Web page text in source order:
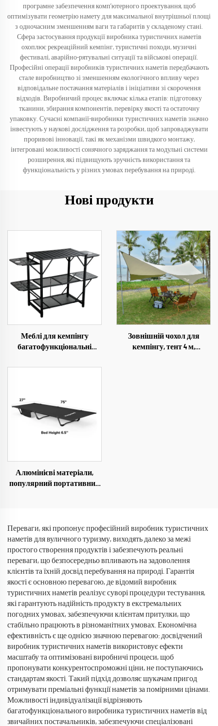
програмне забезпечення комп’ютерного проектування, щоб
оптимізувати геометрію намету для максимальної внутрішньої площі
з одночасним зменшенням ваги та габаритів у складеному стані.
Сфера застосування продукції виробника туристичних наметів
охоплює рекреаційний кемпінг, туристичні походи, музичні
фестивалі, аварійно-рятувальні ситуації та військові операції.
Професійні операції виробників туристичних наметів передбачають
стале виробництво зі зменшенням екологічного впливу через
відповідальне постачання матеріалів і ініціативи зі скорочення
відходів. Виробничий процес включає кілька етапів: підготовку
тканини, збирання компонентів, перевірку якості та остаточну
упаковку. Сучасні компанії-виробники туристичних наметів значно
інвестують у наукові дослідження та розробки, щоб запроваджувати
проривові інновації, такі як механізми швидкого монтажу,
інтегровані можливості сонячного заряджання та модульні системи
розширення, які підвищують зручність використання та
функціональність у різних умовах перебування на природі.
Нові продукти
Меблі для кемпінгу
багатофункціональні
подорожі складні легкі
Зовнішній чохол для
кемпінгу, тент 4 м,
Алюмінієві матеріали,
популярний портативний
для дорослих
Переваги, які пропонує професійний виробник туристичних
наметів для вуличного туризму, виходять далеко за межі
простого створення продуктів і забезпечують реальні
переваги, що безпосередньо впливають на задоволення
клієнтів та їхній досвід перебування на природі. Гарантія
якості є основною перевагою, де відомий виробник
туристичних наметів реалізує суворі процедури тестування,
які гарантують надійність продукту в екстремальних
погодних умовах, забезпечуючи клієнтам притулки, що
стабільно працюють в різноманітних умовах. Економічна
ефективність є ще однією значною перевагою: досвідчений
виробник туристичних наметів використовує ефекти
масштабу та оптимізовані виробничі процеси, щоб
пропонувати конкурентоспроможні ціни, не поступаючись
стандартам якості. Такий підхід дозволяє шукачам пригод
отримувати преміальні функції наметів за помірними цінами.
Можливості індивідуалізації відрізняють
багатофункціонального виробника туристичних наметів від
звичайних постачальників, забезпечуючи спеціалізовані